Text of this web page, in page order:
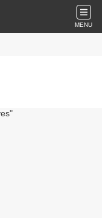
MENU